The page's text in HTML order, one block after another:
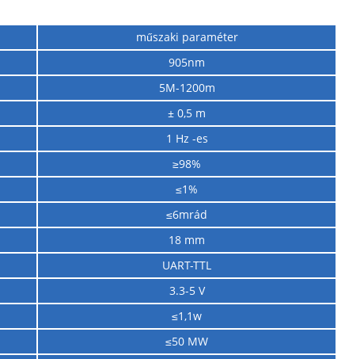
műszaki paraméter
905nm
5M-1200m
± 0,5 m
1 Hz -es
≥98%
≤1%
≤6mrád
18 mm
UART-TTL
3.3-5 V
≤1,1w
≤50 MW